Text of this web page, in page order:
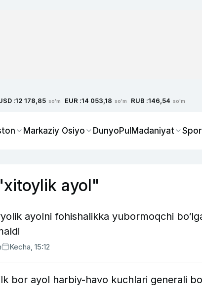
:12 178,85 so'm EUR :14 053,18 so'm RUB :146,54 so'm
Markaziy Osiyo DunyoPulMadaniyat
ayol"
ayolni fohishalikka yubormoqchi
Kecha, 15:12
bor ayol harbiy-havo kuchlari generali